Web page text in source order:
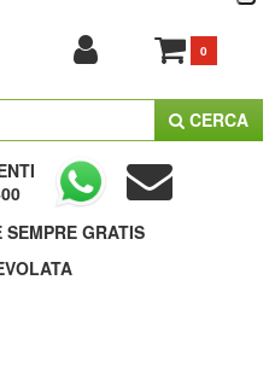
0
CERCA
SEMPRE GRATIS